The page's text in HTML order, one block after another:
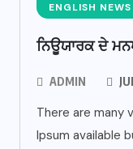
ENGLISH NEWS
ਨਿਊਯਾਰਕ ਦੇ
ADMIN
There are many
Ipsum available